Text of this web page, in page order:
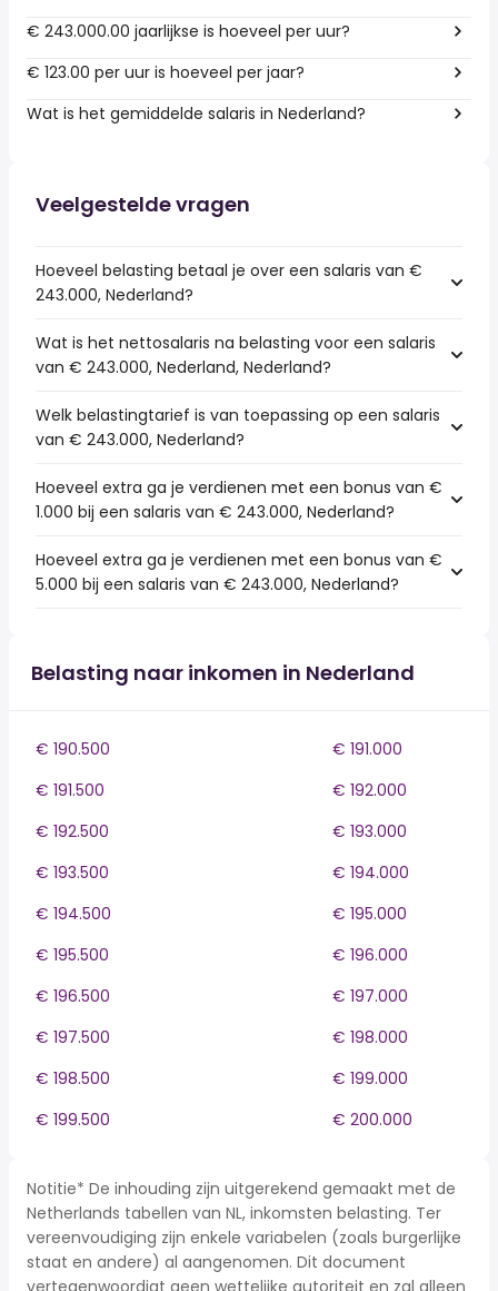
€ 243.000.00 jaarlijkse is hoeveel per uur?
€ 123.00 per uur is hoeveel per jaar?
Wat is het gemiddelde salaris in Nederland?
Veelgestelde vragen
Hoeveel belasting betaal je over een salaris van €
243.000, Nederland?
Wat is het nettosalaris na belasting voor een salaris
van € 243.000, Nederland, Nederland?
Welk belastingtarief is van toepassing op een salaris
van € 243.000, Nederland?
Hoeveel extra ga je verdienen met een bonus van €
1.000 bij een salaris van € 243.000, Nederland?
Hoeveel extra ga je verdienen met een bonus van €
5.000 bij een salaris van € 243.000, Nederland?
Belasting naar inkomen in Nederland
€ 190.500
€ 191.000
€ 191.500
€ 192.000
€ 192.500
€ 193.000
€ 193.500
€ 194.000
€ 194.500
€ 195.000
€ 195.500
€ 196.000
€ 196.500
€ 197.000
€ 197.500
€ 198.000
€ 198.500
€ 199.000
€ 199.500
€ 200.000
Notitie* De inhouding zijn uitgerekend gemaakt met de
Netherlands tabellen van NL, inkomsten belasting. Ter
vereenvoudiging zijn enkele variabelen (zoals burgerlijke
staat en andere) al aangenomen. Dit document
vertegenwoordigt geen wettelijke autoriteit en zal alleen